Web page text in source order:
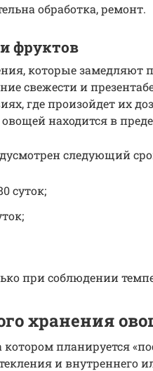
обработка, ремонт.
фруктов
которые замедляют
свежести и
где произойдет их
находится в
следующий
суток;
при соблюдении
хранения
планируется
и внутреннего